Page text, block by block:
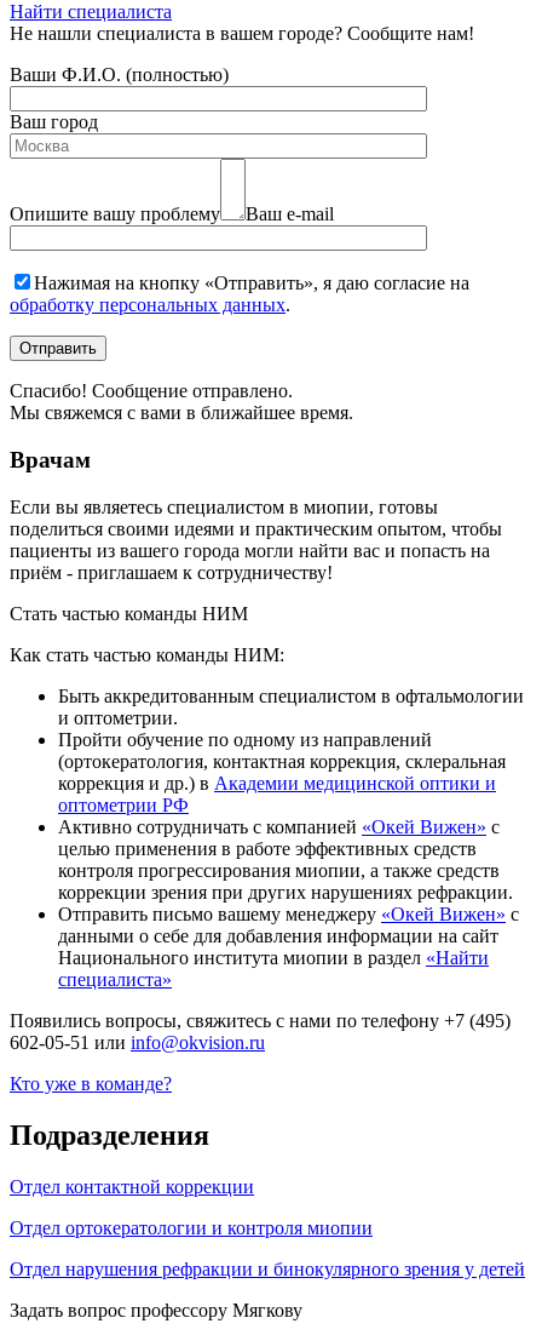
Найти специалиста
Не нашли специалиста в вашем городе? Сообщите нам!
Ваши Ф.И.О. (полностью)
Ваш город
Опишите вашу проблему Ваш е-mail
Нажимая на кнопку «Отправить», я даю согласие на
обработку персональных данных.
Спасибо! Сообщение отправлено.
Мы свяжемся с вами в ближайшее время.
Врачам
Если вы являетесь специалистом в миопии, готовы
поделиться своими идеями и практическим опытом, чтобы
пациенты из вашего города могли найти вас и попасть на
приём - приглашаем к сотрудничеству!
Стать частью команды НИМ
Как стать частью команды НИМ:
Быть аккредитованным специалистом в офтальмологии
и оптометрии.
Пройти обучение по одному из направлений
(ортокератология, контактная коррекция, склеральная
коррекция и др.) в Академии медицинской оптики и
оптометрии РФ
Активно сотрудничать с компанией «Окей Вижен» с
целью применения в работе эффективных средств
контроля прогрессирования миопии, а также средств
коррекции зрения при других нарушениях рефракции.
Отправить письмо вашему менеджеру «Окей Вижен» с
данными о себе для добавления информации на сайт
Национального института миопии в раздел «Найти
специалиста»
Появились вопросы, свяжитесь с нами по телефону +7 (495)
602-05-51 или info@okvision.ru
Кто уже в команде?
Подразделения
Отдел контактной коррекции
Отдел ортокератологии и контроля миопии
Отдел нарушения рефракции и бинокулярного зрения у детей
Задать вопрос профессору Мягкову